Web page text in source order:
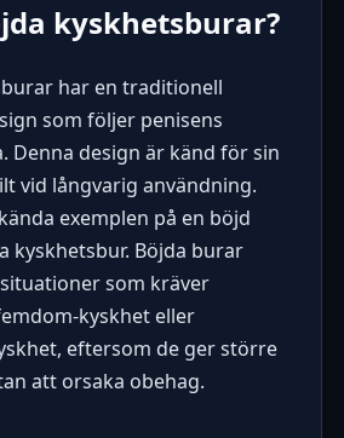
kyskhetsburar?
har en traditionell
som följer penisens
Denna design är känd för sin
vid långvarig användning.
exemplen på en böjd
kyskhetsbur. Böjda burar
som kräver
kyskhet eller
eftersom de ger större
att orsaka obehag.